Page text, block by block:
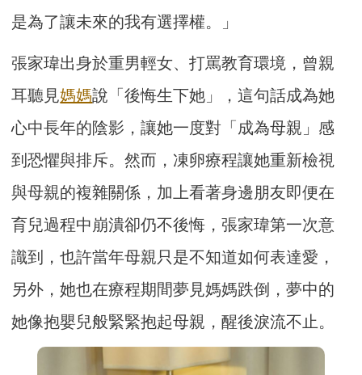
是為了讓未來的我有選擇權。」
張家瑋出身於重男輕女、打罵教育環境，曾親
耳聽見媽媽說「後悔生下她」，這句話成為她
心中長年的陰影，讓她一度對「成為母親」感
到恐懼與排斥。然而，凍卵療程讓她重新檢視
與母親的複雜關係，加上看著身邊朋友即便在
育兒過程中崩潰卻仍不後悔，張家瑋第一次意
識到，也許當年母親只是不知道如何表達愛，
另外，她也在療程期間夢見媽媽跌倒，夢中的
她像抱嬰兒般緊緊抱起母親，醒後淚流不止。